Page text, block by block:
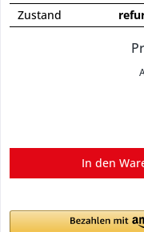
Zustand
In den